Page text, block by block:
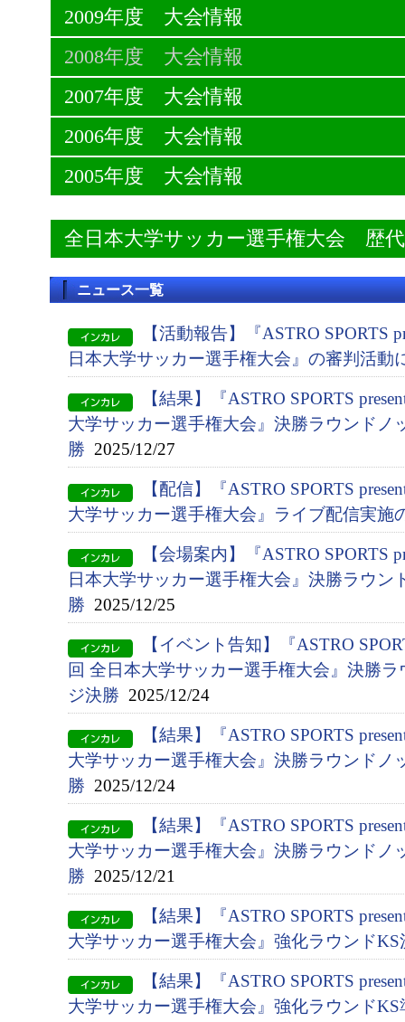
2009年度 大会情報
2008年度 大会情報
2007年度 大会情報
2006年度 大会情報
2005年度 大会情報
全日本大学サッカー選手権大会 歴
ニュース一覧
【活動報告】『ASTRO SPORTS
日本大学サッカー選手権大会』の審判活動
【結果】『ASTRO SPORTS
大学サッカー選手権大会』決勝ラウンドノ
勝 2025/12/27
【配信】『ASTRO SPORTS
大学サッカー選手権大会』ライブ配信実施
【会場案内】『ASTRO SPORTS
日本大学サッカー選手権大会』決勝ラウン
勝 2025/12/25
【イベント告知】『ASTRO
回 全日本大学サッカー選手権大会』決勝
ジ決勝 2025/12/24
【結果】『ASTRO SPORTS
大学サッカー選手権大会』決勝ラウンドノ
勝 2025/12/24
【結果】『ASTRO SPORTS
大学サッカー選手権大会』決勝ラウンドノ
勝 2025/12/21
【結果】『ASTRO SPORTS
大学サッカー選手権大会』強化ラウンドKS
【結果】『ASTRO SPORTS
大学サッカー選手権大会』強化ラウンドKS